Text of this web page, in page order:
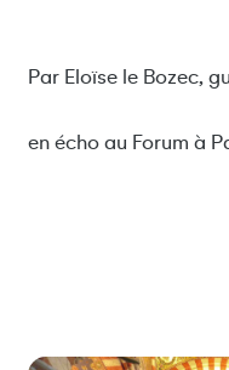
Par Eloïse le Bozec,
en écho au Forum à